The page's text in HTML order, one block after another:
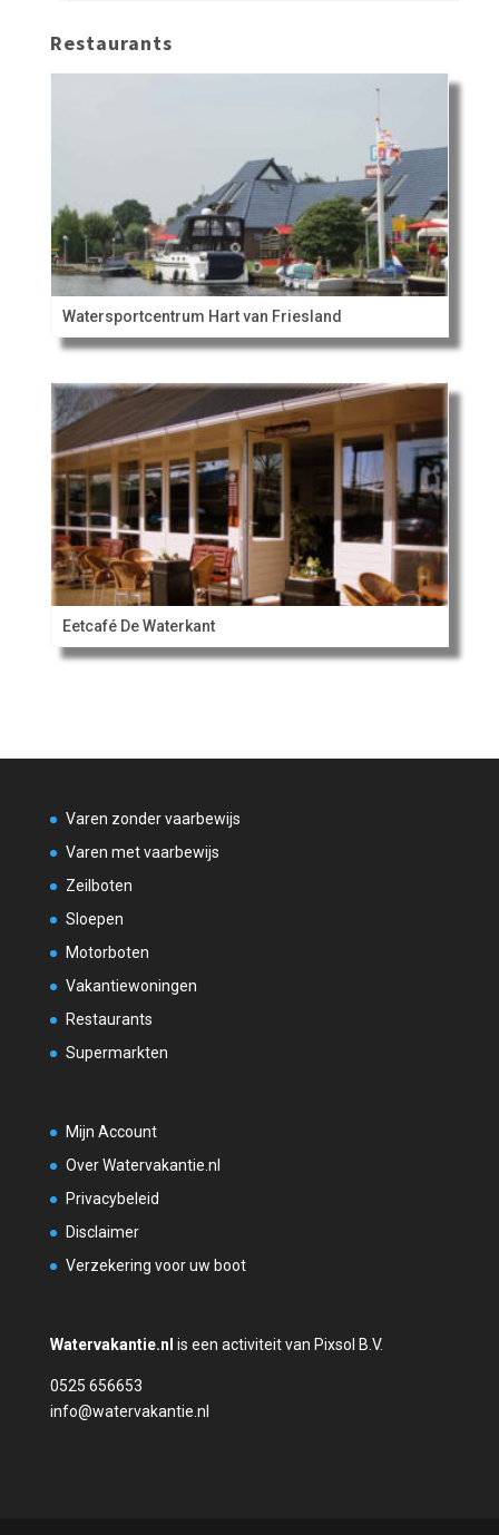
Restaurants
Watersportcentrum Hart van Friesland
Eetcafé De Waterkant
Varen zonder vaarbewijs
Varen met vaarbewijs
Zeilboten
Sloepen
Motorboten
Vakantiewoningen
Restaurants
Supermarkten
Mijn Account
Over Watervakantie.nl
Privacybeleid
Disclaimer
Verzekering voor uw boot
Watervakantie.nl is een activiteit van Pixsol B.V.
0525 656653
info@watervakantie.nl